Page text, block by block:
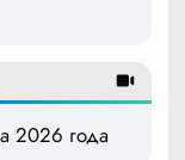
2026 года